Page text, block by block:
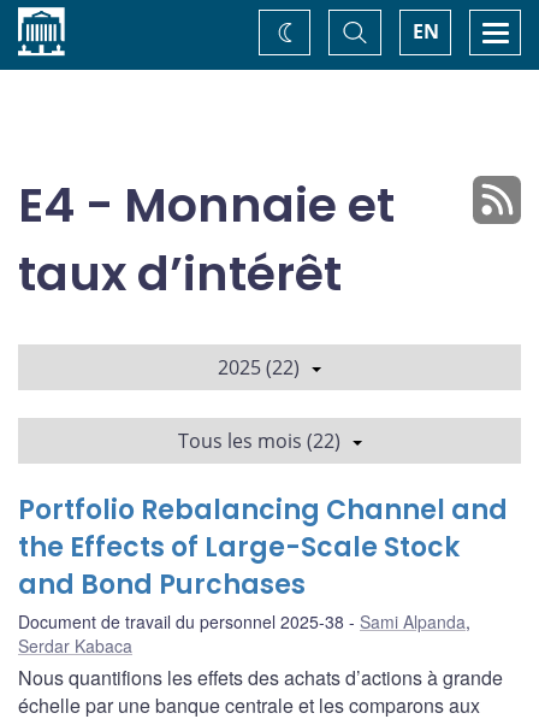
Accueil EN
Basculer
la
recherche
Changez
de
E4 - Monnaie et
taux d’intérêt
2025 (22)
Tous les mois (22)
Portfolio Rebalancing Channel and
the Effects of Large-Scale Stock
and Bond Purchases
Document de travail du personnel 2025-38 Sami Alpanda,
Serdar Kabaca
Nous quantifions les effets des achats d’actions à grande
échelle par une banque centrale et les comparons aux